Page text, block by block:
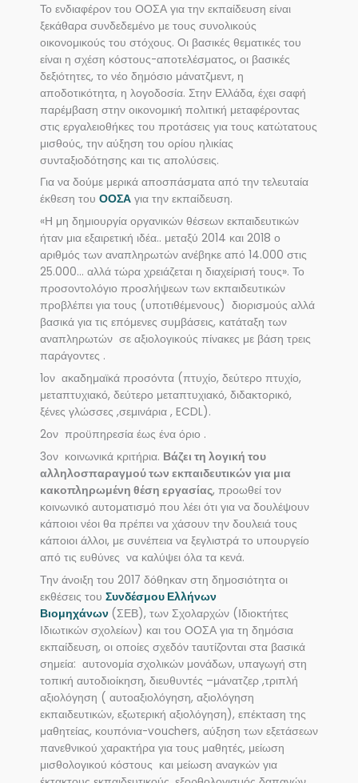
Το ενδιαφέρον του ΟΟΣΑ για την εκπαίδευση είναι
ξεκάθαρα συνδεδεμένο με τους συνολικούς
οικονομικούς του στόχους. Οι βασικές θεματικές του
είναι η σχέση κόστους-αποτελέσματος, οι βασικές
δεξιότητες, το νέο δημόσιο μάνατζμεντ, η
αποδοτικότητα, η λογοδοσία. Στην Ελλάδα, έχει σαφή
παρέμβαση στην οικονομική πολιτική μεταφέροντας
στις εργαλειοθήκες του προτάσεις για τους κατώτατους
μισθούς, την αύξηση του ορίου ηλικίας
συνταξιοδότησης και τις απολύσεις.
Για να δούμε μερικά αποσπάσματα από την τελευταία
έκθεση του ΟΟΣΑ για την εκπαίδευση.
«Η μη δημιουργία οργανικών θέσεων εκπαιδευτικών
ήταν μια εξαιρετική ιδέα.. μεταξύ 2014 και 2018 ο
αριθμός των αναπληρωτών ανέβηκε από 14.000 στις
25.000… αλλά τώρα χρειάζεται η διαχείρισή τους». Το
προσοντολόγιο προσλήψεων των εκπαιδευτικών
προβλέπει για τους (υποτιθέμενους) διορισμούς αλλά
βασικά για τις επόμενες συμβάσεις, κατάταξη των
αναπληρωτών σε αξιολογικούς πίνακες με βάση τρεις
παράγοντες .
1ον ακαδημαϊκά προσόντα (πτυχίο, δεύτερο πτυχίο,
μεταπτυχιακό, δεύτερο μεταπτυχιακό, διδακτορικό,
ξένες γλώσσες ,σεμινάρια , ECDL).
2ον προϋπηρεσία έως ένα όριο .
3ον κοινωνικά κριτήρια. Βάζει τη λογική του
αλληλοσπαραγμού των εκπαιδευτικών για μια
κακοπληρωμένη θέση εργασίας, προωθεί τον
κοινωνικό αυτοματισμό που λέει ότι για να δουλέψουν
κάποιοι νέοι θα πρέπει να χάσουν την δουλειά τους
κάποιοι άλλοι, με συνέπεια να ξεγλιστρά το υπουργείο
από τις ευθύνες να καλύψει όλα τα κενά.
Την άνοιξη του 2017 δόθηκαν στη δημοσιότητα οι
εκθέσεις του Συνδέσμου Ελλήνων
Βιομηχάνων (ΣΕΒ), των Σχολαρχών (Ιδιοκτήτες
Ιδιωτικών σχολείων) και του ΟΟΣΑ για τη δημόσια
εκπαίδευση, οι οποίες σχεδόν ταυτίζονται στα βασικά
σημεία: αυτονομία σχολικών μονάδων, υπαγωγή στη
τοπική αυτοδιοίκηση, διευθυντές –μάνατζερ ,τριπλή
αξιολόγηση ( αυτοαξιολόγηση, αξιολόγηση
εκπαιδευτικών, εξωτερική αξιολόγηση), επέκταση της
μαθητείας, κουπόνια-vouchers, αύξηση των εξετάσεων
πανεθνικού χαρακτήρα για τους μαθητές, μείωση
μισθολογικού κόστους και μείωση αναγκών για